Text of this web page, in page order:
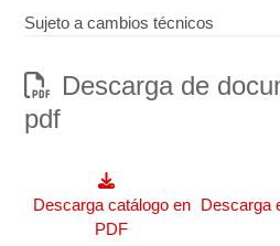
Sujeto a cambios técnicos
Descarga de
pdf